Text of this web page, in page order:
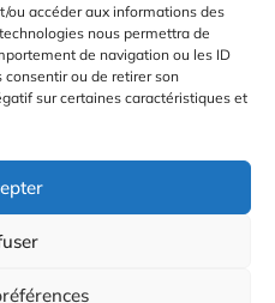
ou accéder aux informations des
nous permettra de
de navigation ou les ID
consentir ou de retirer son
sur certaines caractéristiques et
Cookies
Calade